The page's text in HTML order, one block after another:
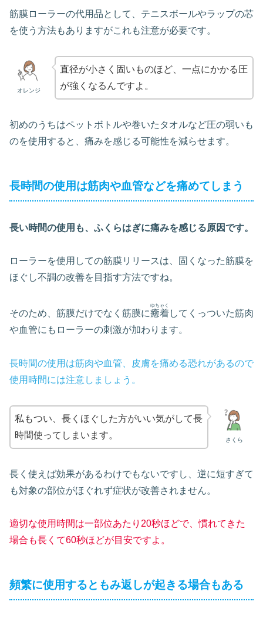
筋膜ローラーの代用品として、テニスボールやラップの芯
を使う方法もありますがこれも注意が必要です。
オレンジ
直径が小さく固いものほど、一点にかかる圧
が強くなるんですよ。
初めのうちはペットボトルや巻いたタオルなど圧の弱いも
のを使用すると、痛みを感じる可能性を減らせます。
長時間の使用は筋肉や血管などを痛めてしまう
長い時間の使用も、ふくらはぎに痛みを感じる原因です。
ローラーを使用しての筋膜リリースは、固くなった筋膜を
ほぐし不調の改善を目指す方法ですね。
そのため、筋膜だけでなく筋膜に癒着
ゆちゃく
してくっついた筋肉
や血管にもローラーの刺激が加わります。
長時間の使用は筋肉や血管、皮膚を痛める恐れがあるので
使用時間には注意しましょう。
さくら
私もつい、長くほぐした方がいい気がして長
時間使ってしまいます。
長く使えば効果があるわけでもないですし、逆に短すぎて
も対象の部位がほぐれず症状が改善されません。
適切な使用時間は一部位あたり20秒ほどで、慣れてきた
場合も長くて60秒ほどが目安ですよ。
頻繁に使用するともみ返しが起きる場合もある